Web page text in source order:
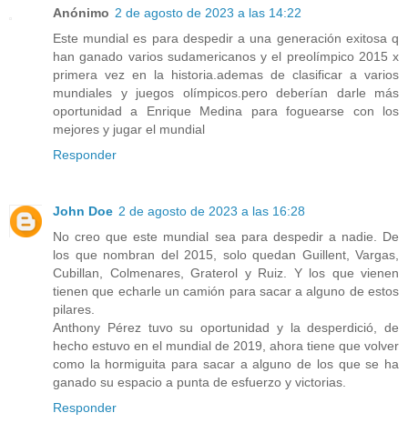
Anónimo 2 de agosto de 2023 a las 14:22
Este mundial es para despedir a una generación exitosa q
han ganado varios sudamericanos y el preolímpico 2015 x
primera vez en la historia.ademas de clasificar a varios
mundiales y juegos olímpicos.pero deberían darle más
oportunidad a Enrique Medina para foguearse con los
mejores y jugar el mundial
Responder
John Doe 2 de agosto de 2023 a las 16:28
No creo que este mundial sea para despedir a nadie. De
los que nombran del 2015, solo quedan Guillent, Vargas,
Cubillan, Colmenares, Graterol y Ruiz. Y los que vienen
tienen que echarle un camión para sacar a alguno de estos
pilares.
Anthony Pérez tuvo su oportunidad y la desperdició, de
hecho estuvo en el mundial de 2019, ahora tiene que volver
como la hormiguita para sacar a alguno de los que se ha
ganado su espacio a punta de esfuerzo y victorias.
Responder